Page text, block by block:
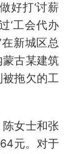
好打‘讨薪
‘工会代办
新城区总
古某建筑
拖欠的工
女士和张
元。对于